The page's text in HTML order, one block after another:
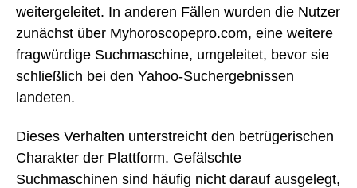
weitergeleitet. In anderen Fällen wurden die Nutzer
zunächst über Myhoroscopepro.com, eine weitere
fragwürdige Suchmaschine, umgeleitet, bevor sie
schließlich bei den Yahoo-Suchergebnissen
landeten.
Dieses Verhalten unterstreicht den betrügerischen
Charakter der Plattform. Gefälschte
Suchmaschinen sind häufig nicht darauf ausgelegt,